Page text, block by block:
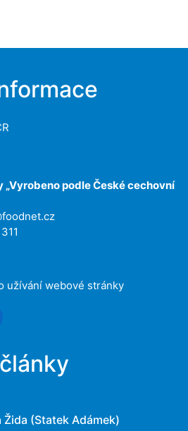
podle České cechovní
užívání webové stránky
(Statek Adámek)